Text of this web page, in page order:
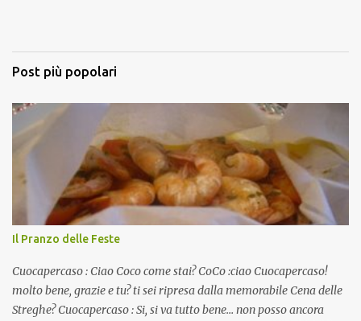
Post più popolari
Il Pranzo delle Feste
Cuocapercaso : Ciao Coco come stai? CoCo :ciao Cuocapercaso!
molto bene, grazie e tu? ti sei ripresa dalla memorabile Cena delle
Streghe? Cuocapercaso : Si, si va tutto bene… non posso ancora